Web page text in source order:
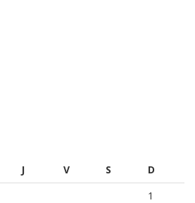
J V S
D
1